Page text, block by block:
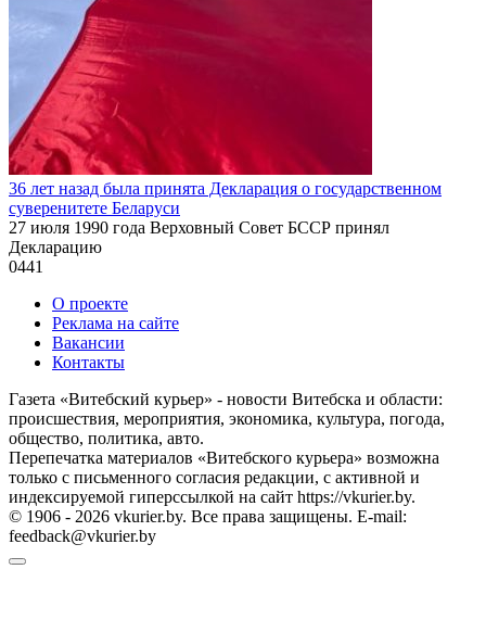
36 лет назад была принята Декларация о государственном
суверенитете Беларуси
27 июля 1990 года Верховный Совет БССР принял
Декларацию
0441
О проекте
Реклама на сайте
Вакансии
Контакты
Газета «Витебский курьер» - новости Витебска и области:
происшествия, мероприятия, экономика, культура, погода,
общество, политика, авто.
Перепечатка материалов «Витебского курьера» возможна
только с письменного согласия редакции, с активной и
индексируемой гиперссылкой на сайт https://vkurier.by.
© 1906 - 2026 vkurier.by. Все права защищены. E-mail:
feedback@vkurier.by